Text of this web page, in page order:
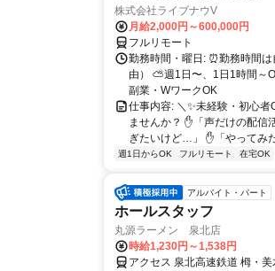
株式会社ライブナウV
月給2,000円～600,000円
フルリモート
勤務時間・曜日: ⏰勤務時間
由） ⛅週1日〜、1日1時間～
副業・WワークOK
仕事内容: ＼✨未経験・初心
ませんか？ ✋「声だけの配
ぎたいけど…」 ✋「やってみ
週1日からOK フルリモート 在宅OK
アルバイト・パート
ホールスタッフ
丸源ラーメン 泉北店
時給1,230円～1,538円
アクセス 泉北高速鉄道 栂・